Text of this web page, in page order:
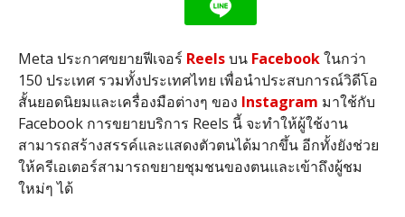
Meta ประกาศขยายฟีเจอร์ Reelsบน Facebookในกว่า
150 ประเทศ รวมทั้งประเทศไทย เพื่อนำประสบการณ์วิดีโอ
สั้นยอดนิยมและเครื่องมือต่างๆ ของ Instagram มาใช้กับ
Facebook การขยายบริการ Reels นี้ จะทำให้ผู้ใช้งาน
สามารถสร้างสรรค์และแสดงตัวตนได้มากขึ้น อีกทั้งยังช่วย
ให้ครีเอเตอร์สามารถขยายชุมชนของตนและเข้าถึงผู้ชม
ใหม่ๆ ได้